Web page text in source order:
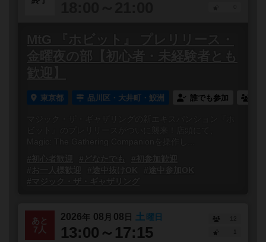
MtG 『ホビット』 プレリリース・
金曜夜の部【初心者・未経験者とも
歓迎】
東京都 品川区・大井町・鮫洲 誰でも参加
#初心者歓迎
#どなたでも
#初参加歓迎
#お一人様歓迎
#途中抜けOK
#途中参加OK
#マジック・ザ・ギャザリング
あと
7人
2026年 08 月 08 日 土 曜日
13:00～17:15
12
1